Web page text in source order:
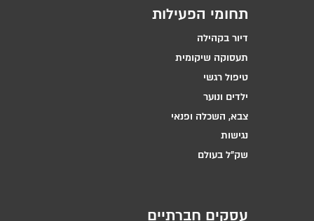
תחומי הפעילות
דיור בקהילה
תעסוקה שיקומית
טיפול רגשי
ילדים ונוער
צבא, השכלה ופנאי
נגישות
שק״ל בעולם
עסקים חברתיים